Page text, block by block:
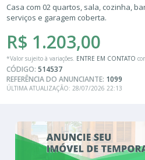
Casa com 02 quartos, sala, cozinha,
serviços e garagem coberta.
R$ 1.203,00
*Valor sujeito à variações. ENTRE EM CONTATO
CÓDIGO:514537
REFERÊNCIA DO ANUNCIANTE: 1099
ÚLTIMA ATUALIZAÇÃO: 28/07/2026 22:13